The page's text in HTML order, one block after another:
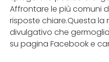
Affrontare le più comuni
risposte chiare.Questa la
divulgativo che
su pagina Facebook e